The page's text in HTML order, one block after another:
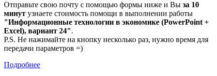
Отправьте свою почту с помощью формы ниже и Вы за 10
минут узнаете стоимость помощи в выполнении работы
"Информационные технологии в экономике (PowerPoint +
Excel), вариант 24".
P.S. Не нажимайте на кнопку несколько раз, нужно время для
передачи параметров =)
Подробнее